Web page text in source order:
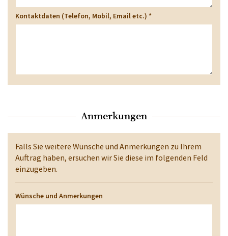
Kontaktdaten (Telefon, Mobil, Email etc.) *
Anmerkungen
Falls Sie weitere Wünsche und Anmerkungen zu Ihrem
Auftrag haben, ersuchen wir Sie diese im folgenden Feld
einzugeben.
Wünsche und Anmerkungen